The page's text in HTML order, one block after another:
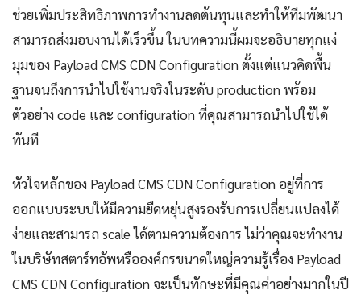
ช่วยเพิ่มประสิทธิภาพการทำงานลดต้นทุนและทำให้ทีมพัฒนา
สามารถส่งมอบงานได้เร็วขึ้น ในบทความนี้ผมจะอธิบายทุกแง่
มุมของ Payload CMS CDN Configuration ตั้งแต่แนวคิดพื้น
ฐานจนถึงการนำไปใช้งานจริงในระดับ production พร้อม
ตัวอย่าง code และ configuration ที่คุณสามารถนำไปใช้ได้
ทันที
หัวใจหลักของ Payload CMS CDN Configuration อยู่ที่การ
ออกแบบระบบให้มีความยืดหยุ่นสูงรองรับการเปลี่ยนแปลงได้
ง่ายและสามารถ scale ได้ตามความต้องการ ไม่ว่าคุณจะทำงาน
ในบริษัทสตาร์ทอัพหรือองค์กรขนาดใหญ่ความรู้เรื่อง Payload
CMS CDN Configuration จะเป็นทักษะที่มีคุณค่าอย่างมากในปี